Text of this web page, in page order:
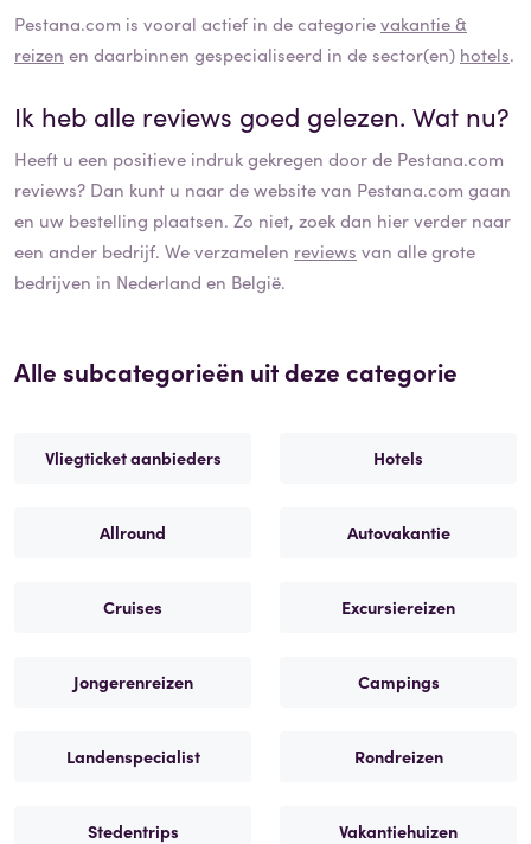
Pestana.com is vooral actief in de categorievakantie &
reizen en daarbinnen gespecialiseerd in de sector(en) hotels.
Ik heb alle reviews goed gelezen. Wat nu?
Heeft u een positieve indruk gekregen door de Pestana.com
reviews? Dan kunt u naar de website van Pestana.com gaan
en uw bestelling plaatsen. Zo niet, zoek dan hier verder naar
een ander bedrijf. We verzamelen reviews van alle grote
bedrijven in Nederland en België.
Alle subcategorieën uit deze categorie
Vliegticket aanbieders Hotels
Allround Autovakantie
Cruises Excursiereizen
Jongerenreizen Campings
Landenspecialist Rondreizen
Stedentrips Vakantiehuizen